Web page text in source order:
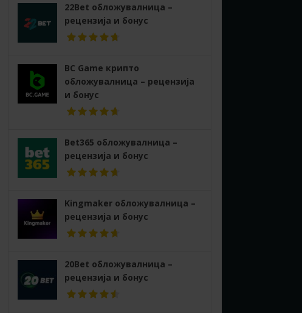
22Bet обложувалница –
рецензија и бонус
BC Game крипто
обложувалница – рецензија
и бонус
Bet365 обложувалница –
рецензија и бонус
Kingmaker обложувалница –
рецензија и бонус
20Bet обложувалница –
рецензија и бонус